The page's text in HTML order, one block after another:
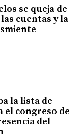
se queja de
cuentas y la
la lista de
el congreso de
del